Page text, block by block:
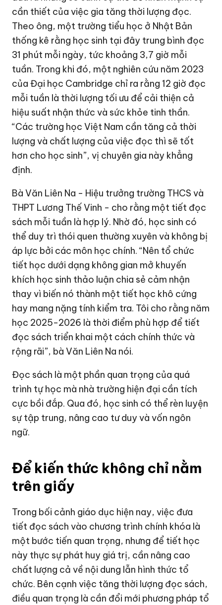
cần thiết của việc gia tăng thời lượng đọc.
Theo ông, một trường tiểu học ở Nhật Bản
thống kê rằng học sinh tại đây trung bình đọc
31 phút mỗi ngày, tức khoảng 3,7 giờ mỗi
tuần. Trong khi đó, một nghiên cứu năm 2023
của Đại học Cambridge chỉ ra rằng 12 giờ đọc
mỗi tuần là thời lượng tối ưu để cải thiện cả
hiệu suất nhận thức và sức khỏe tinh thần.
“Các trường học Việt Nam cần tăng cả thời
lượng và chất lượng của việc đọc thì sẽ tốt
hơn cho học sinh”, vị chuyên gia này khẳng
định.
Bà Văn Liên Na - Hiệu trưởng trường THCS và
THPT Lương Thế Vinh - cho rằng một tiết đọc
sách mỗi tuần là hợp lý. Nhờ đó, học sinh có
thể duy trì thói quen thường xuyên và không bị
áp lực bởi các môn học chính. “Nên tổ chức
tiết học dưới dạng không gian mở khuyến
khích học sinh thảo luận chia sẻ cảm nhận
thay vì biến nó thành một tiết học khô cứng
hay mang nặng tính kiểm tra. Tôi cho rằng năm
học 2025-2026 là thời điểm phù hợp để tiết
đọc sách triển khai một cách chính thức và
rộng rãi”, bà Văn Liên Na nói.
Đọc sách là một phần quan trọng của quá
trình tự học mà nhà trường hiện đại cần tích
cực bồi đắp. Qua đó, học sinh có thể rèn luyện
sự tập trung, nâng cao tư duy và vốn ngôn
ngữ.
Để kiến thức không chỉ nằm
trên giấy
Trong bối cảnh giáo dục hiện nay, việc đưa
tiết đọc sách vào chương trình chính khóa là
một bước tiến quan trọng, nhưng để tiết học
này thực sự phát huy giá trị, cần nâng cao
chất lượng cả về nội dung lẫn hình thức tổ
chức. Bên cạnh việc tăng thời lượng đọc sách,
điều quan trọng là cần đổi mới phương pháp tổ